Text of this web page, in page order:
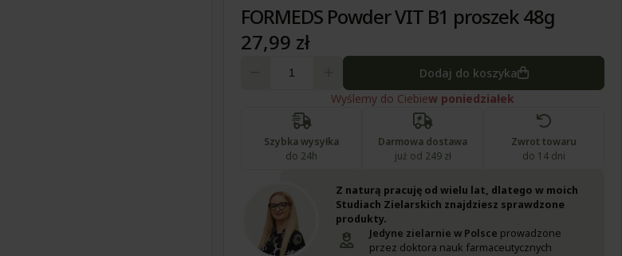
FORMEDS Powder VIT B1 proszek 48g
27,99 zł
Dodaj do koszyka
Wyślemy do Ciebiew poniedziałek
Szybka wysyłka
do 24h
Darmowa dostawa
już od 249 zł
Zwrot towaru
do 14 dni
Z naturą pracuję od wielu lat, dlatego w moich
Studiach Zielarskich znajdziesz sprawdzone
produkty.
Jedyne zielarnie w Polsce prowadzone
przez doktora nauk farmaceutycznych